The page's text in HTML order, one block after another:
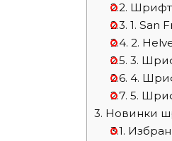
2.2.
2.3. 1. San
2.4. 2.
2.5. 3.
2.6. 4.
2.7. 5.
3. Новинки
3.1.